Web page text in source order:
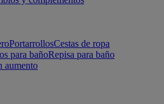
PortarrollosCestas de ropa
para bañoRepisa para baño
aumento